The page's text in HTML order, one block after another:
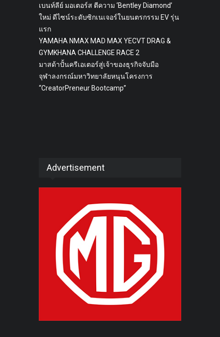
เบนท์ลีย์ มอเตอร์ส ตีความ ‘Bentley Diamond’
ใหม่ ดีไซน์ระดับซิกเนเจอร์ในยนตรกรรม EV รุ่น
แรก
YAMAHA NMAX MAD MAX YECVT DRAG &
GYMKHANA CHALLENGE RACE 2
มาสด้าปั้นครีเอเตอร์สู่เจ้าของธุรกิจจับมือ
จุฬาลงกรณ์มหาวิทยาลัยหนุนโครงการ
“CreatorPreneur Bootcamp”
Advertisement